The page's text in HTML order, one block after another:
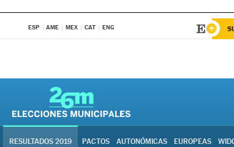
ESP AME MEX CAT ENG
RESULTADOS 2019 PACTOS AUTONÓMICAS EUROPEAS